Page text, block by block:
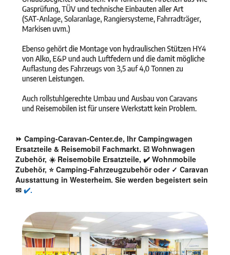
⏩ Camping-Caravan-Center.de, Ihr Campingwagen
Ersatzteile & Reisemobil Fachmarkt. ☑️ Wohnwagen
Zubehör, ☀️ Reisemobile Ersatzteile, ✔️ Wohnmobile
Zubehör, ⭐ Camping-Fahrzeugzubehör oder ✓ Caravan
Ausstattung in Westerheim. Sie werden begeistert sein
✉ ✔️.